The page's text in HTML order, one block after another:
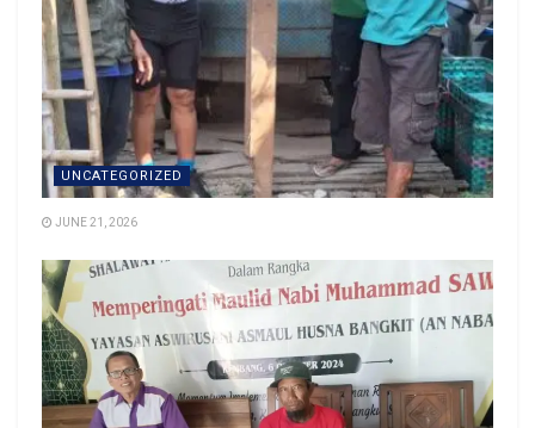
UNCATEGORIZED
JUNE 21, 2026